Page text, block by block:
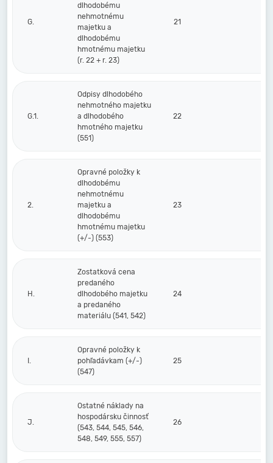
G.
dlhodobému
nehmotnému
majetku a
dlhodobému
hmotnému majetku
(r. 22 + r. 23)
21
G.1.
Odpisy dlhodobého
nehmotného majetku
a dlhodobého
hmotného majetku
(551)
22
2.
Opravné položky k
dlhodobému
nehmotnému
majetku a
dlhodobému
hmotnému majetku
(+/-) (553)
23
H.
Zostatková cena
predaného
dlhodobého majetku
a predaného
materiálu (541, 542)
24
I.
Opravné položky k
pohľadávkam (+/-)
(547)
25
J.
Ostatné náklady na
hospodársku činnosť
(543, 544, 545, 546,
548, 549, 555, 557)
26